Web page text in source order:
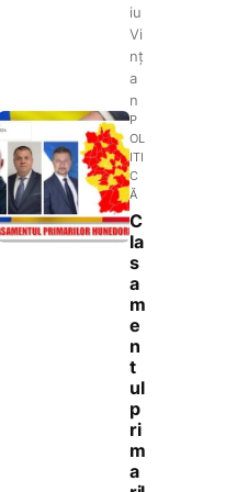
iu
Vi
nț
a
n
P
OL
ITI
C
Ă
C
la
s
a
m
e
n
t
ul
p
ri
m
a